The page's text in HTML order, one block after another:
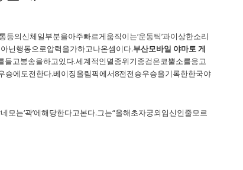
의신체일부분을아주빠르게움직이는‘운동틱’과이상한소리
닌행동으로압력을가하고나온셈이다.부산모바일 야마토 게
고봉송을하고있다.세계적인멸종위기종검은코뿔소를응고
에도전한다.베이징올림픽에서8전전승우승을기록한한국야
모는‘곽’에해당한다고본다.그는“올해초자궁외임신인줄모르